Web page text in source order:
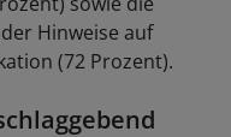
Hinweise auf
(72 Prozent).